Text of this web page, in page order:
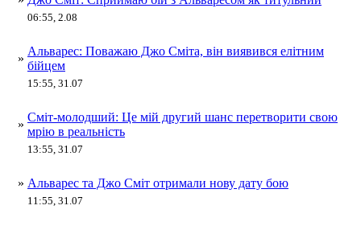
06:55, 2.08
»
Альварес: Поважаю Джо Сміта, він виявився елітним
бійцем
15:55, 31.07
»
Сміт-молодший: Це мій другий шанс перетворити свою
мрію в реальність
13:55, 31.07
» Альварес та Джо Сміт отримали нову дату бою
11:55, 31.07